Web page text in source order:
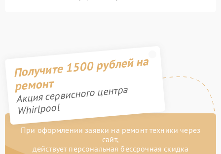
Получите 1500 рублей на
ремонт
Акция сервисного центра
Whirlpool
При оформлении заявки на ремонт техники через
сайт,
действует персональная бессрочная скидка